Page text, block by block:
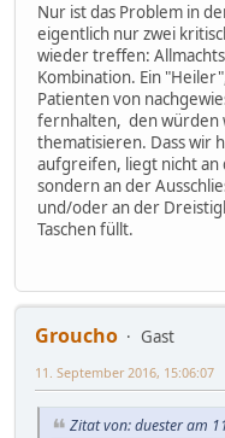
Nur ist das Problem in
eigentlich nur zwei
wieder treffen:
Kombination. Ein
Patienten von
fernhalten, den würden
thematisieren. Dass wir
aufgreifen, liegt nicht an
sondern an der
und/oder an der
Taschen füllt.
Groucho
Gast
11. September 2016, 15:06:07
Zitat von: duester am